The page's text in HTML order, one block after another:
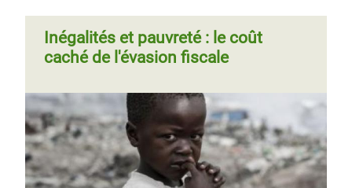
Pagination Page 1Page
››
Inégalités et pauvreté : le coût
caché de l'évasion fiscale